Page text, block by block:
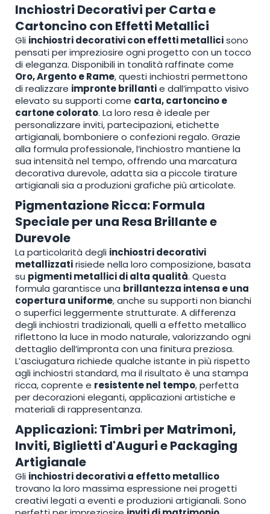
Inchiostri Decorativi per Carta e
Cartoncino con Effetti Metallici
Gli inchiostri decorativi con effetti metallicisono
pensati per impreziosire ogni progetto con un tocco
di eleganza. Disponibili in tonalità raffinate come
Oro, Argento e Rame, questi inchiostri permettono
di realizzare impronte brillantie dall’impatto visivo
elevato su supporti come carta, cartoncino e
cartone colorato. La loro resa è ideale per
personalizzare inviti, partecipazioni, etichette
artigianali, bomboniere o confezioni regalo. Grazie
alla formula professionale, l’inchiostro mantiene la
sua intensità nel tempo, offrendo una marcatura
decorativa durevole, adatta sia a piccole tirature
artigianali sia a produzioni grafiche più articolate.
Pigmentazione Ricca: Formula
Speciale per una Resa Brillante e
Durevole
La particolarità degli inchiostri decorativi
metallizzatirisiede nella loro composizione, basata
su pigmenti metallici di alta qualità. Questa
formula garantisce una brillantezza intensa e una
copertura uniforme, anche su supporti non bianchi
o superfici leggermente strutturate. A differenza
degli inchiostri tradizionali, quelli a effetto metallico
riflettono la luce in modo naturale, valorizzando ogni
dettaglio dell’impronta con una finitura preziosa.
L’asciugatura richiede qualche istante in più rispetto
agli inchiostri standard, ma il risultato è una stampa
ricca, coprente e resistente nel tempo, perfetta
per decorazioni eleganti, applicazioni artistiche e
materiali di rappresentanza.
Applicazioni: Timbri per Matrimoni,
Inviti, Biglietti d'Auguri e Packaging
Artigianale
Gli inchiostri decorativi a effetto metallico
trovano la loro massima espressione nei progetti
creativi legati a eventi e produzioni artigianali. Sono